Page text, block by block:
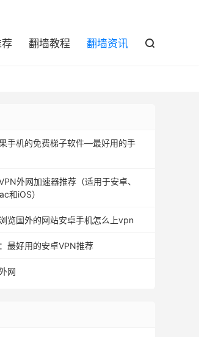
翻墙教程 翻墙资讯 
手机的免费梯子软件—最好用的手
外网加速器推荐（适用于安卓、
和iOS）
览国外的网站安卓手机怎么上vpn
最好用的安卓VPN推荐
网